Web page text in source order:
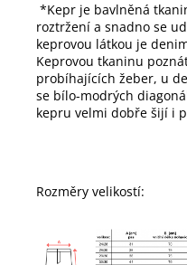
*Kepr je bavlněná
roztržení a snadno se
keprovou látkou je
Keprovou tkaninu
probíhajících žeber, u
se bílo-modrých
kepru velmi dobře šijí i
Rozměry velikostí: